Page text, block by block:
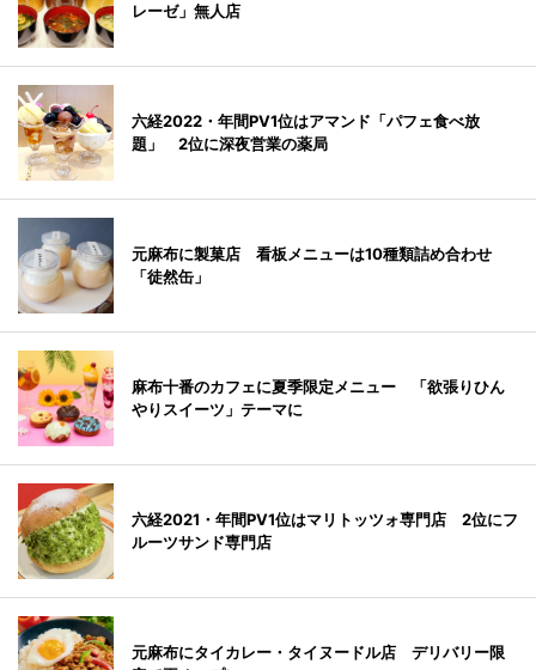
レーゼ」無人店
六経2022・年間PV1位はアマンド「パフェ食べ放
題」 2位に深夜営業の薬局
元麻布に製菓店 看板メニューは10種類詰め合わせ
「徒然缶」
麻布十番のカフェに夏季限定メニュー 「欲張りひん
やりスイーツ」テーマに
六経2021・年間PV1位はマリトッツォ専門店 2位にフ
ルーツサンド専門店
元麻布にタイカレー・タイヌードル店 デリバリー限